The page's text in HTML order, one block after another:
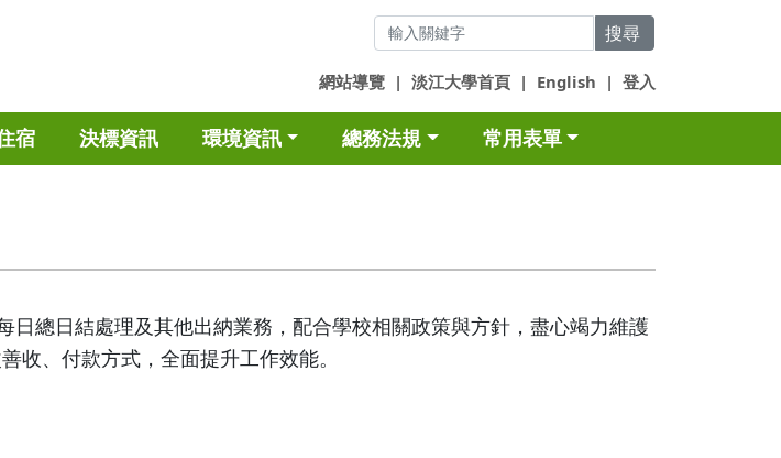
搜尋
網站導覽 | 淡江大學首頁 | English | 登入
宿 決標資訊 環境資訊 總務法規 常用表單
總日結處理及其他出納業務，配合學校相關政策與方針，盡心竭力維護
收、付款方式，全面提升工作效能。